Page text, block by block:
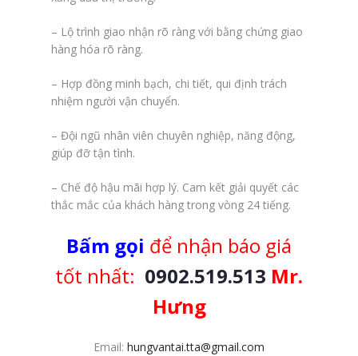
– Lộ trình giao nhận rõ ràng với bằng chứng giao
hàng hóa rõ ràng.
– Hợp đồng minh bạch, chi tiết, qui định trách
nhiệm người vận chuyển.
– Đội ngũ nhân viên chuyên nghiệp, năng động,
giúp đỡ tận tình.
– Chế độ hậu mãi hợp lý. Cam kết giải quyết các
thắc mắc của khách hàng trong vòng 24 tiếng.
Bấm gọi để nhận báo giá
tốt nhất: 0902.519.513 Mr.
Hưng
Email: hungvantai.tta@gmail.com